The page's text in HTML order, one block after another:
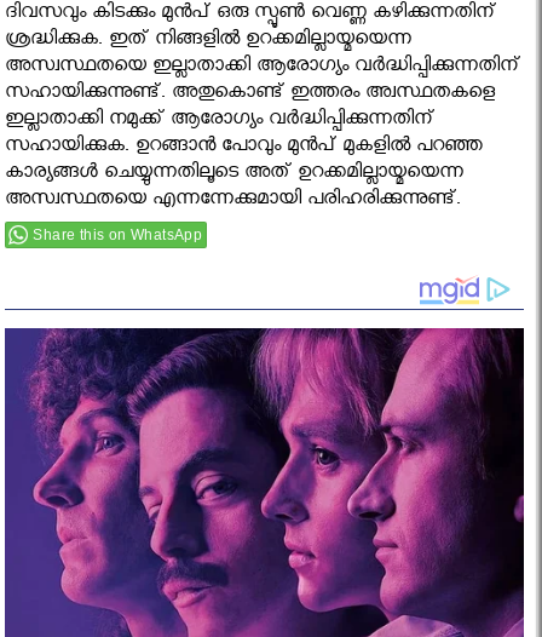
ദിവസവും കിടക്കും മുൻപ് ഒരു സ്പൂണ്‍ വെണ്ണ കഴിക്കുന്നതിന്
ശ്രദ്ധിക്കുക. ഇത് നിങ്ങളിൽ ഉറക്കമില്ലായ്മയെന്ന
അസ്വസ്ഥതയെ ഇല്ലാതാക്കി ആരോഗ്യം വർദ്ധിപ്പിക്കുന്നതിന്
സഹായിക്കുന്നുണ്ട്. അതുകൊണ്ട് ഇത്തരം അ്വസ്ഥതകളെ
ഇല്ലാതാക്കി നമുക്ക് ആരോഗ്യം വർദ്ധിപ്പിക്കുന്നതിന്
സഹായിക്കുക. ഉറങ്ങാൻ പോവും മുന്‍പ് മുകളിൽ പറഞ്ഞ
കാര്യങ്ങൾ ചെയ്യുന്നതിലൂടെ അത് ഉറക്കമില്ലായ്മയെന്ന
അസ്വസ്ഥതയെ എന്നന്നേക്കുമായി പരിഹരിക്കുന്നുണ്ട്.
Share this on WhatsApp